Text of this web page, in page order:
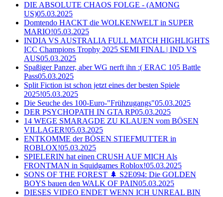
DIE ABSOLUTE CHAOS FOLGE - (AMONG
US)05.03.2025
Domtendo HACKT die WOLKENWELT in SUPER
MARIO!05.03.2025
INDIA VS AUSTRALIA FULL MATCH HIGHLIGHTS
ICC Champions Trophy 2025 SEMI FINAL | IND VS
AUS05.03.2025
Spaßiger Panzer, aber WG nerft ihn :( ERAC 105 Battle
Pass05.03.2025
Split Fiction ist schon jetzt eines der besten Spiele
2025!05.03.2025
Die Seuche des 100-Euro-"Frühzugangs"05.03.2025
DER PSYCHOPATH IN GTA RP05.03.2025
14 WEGE SMARAGDE ZU KLAUEN vom BÖSEN
VILLAGER!05.03.2025
ENTKOMME der BÖSEN STIEFMUTTER in
ROBLOX!05.03.2025
SPIELERIN hat einen CRUSH AUF MICH Als
FRONTMAN in Squidgames Roblox!05.03.2025
SONS OF THE FOREST 🌲 S2E094: Die GOLDEN
BOYS bauen den WALK OF PAIN05.03.2025
DIESES VIDEO ENDET WENN ICH UNREAL BIN